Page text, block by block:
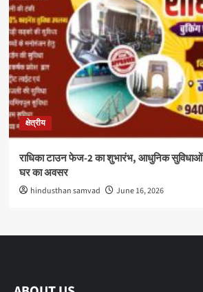
क्षेत्रीय
राधिका टाउन फेज-2 का शुभारंभ, आधुनिक
घर का अवसर
hindusthan samvad June 16, 2026